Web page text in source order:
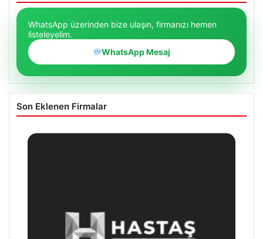
WhatsApp üzerinden bize ulaşın, firmanızı hemen
listeleyelim.
WhatsApp Mesaj
Son Eklenen Firmalar